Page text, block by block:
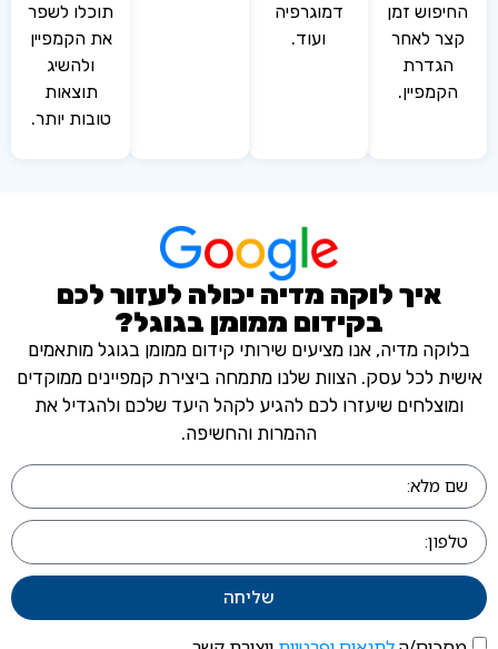
זמן
לאחר
דמוגרפיה
תוכלו לשפר
את הקמפיין
תוצאות
טובות יותר.
איך לוקה מדיה יכולה לעזור לכם
בקידום ממומן בגוגל?
מדיה, אנו מציעים שירותי קידום ממומן בגוגל מותאמים
לכל עסק. הצוות שלנו מתמחה ביצירת קמפיינים ממוקדים
שיעזרו לכם להגיע לקהל היעד שלכם ולהגדיל את
ההמרות והחשיפה.